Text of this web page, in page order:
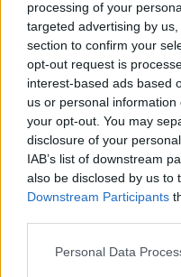
processing of your
targeted advertising by
section to confirm your
opt-out request is
interest-based ads based
us or personal
your opt-out. You may
disclosure of your
IAB’s list of downstream
also be disclosed by us to
Downstream Participants
Please note that this
Personal Data
εμβολιασμόςθα
εφαρμόζεται και
που πρέπει να
διευκρινίζοντας,
συζήτηση
επιστημονικής
περισσότερα
πάρει κάποια